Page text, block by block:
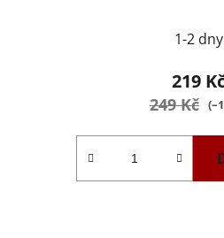
1-2 dny
219
249 Kč